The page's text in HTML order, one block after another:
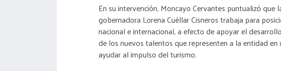
En su intervención, Moncayo Cervantes puntualizó que
gobernadora Lorena Cuéllar Cisneros trabaja para
nacional e internacional, a efecto de apoyar el
de los nuevos talentos que representen a la entidad
ayudar al impulso del turismo.